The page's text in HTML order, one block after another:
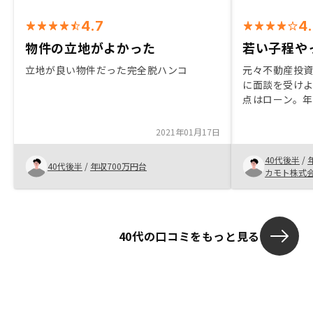
4.7
物件の立地がよかった
立地が良い物件だった完全脱ハンコ
2021年01月17日
40代後半 / 年収700万円台
若い子程や
元々不動産投
に面談を受け
点はローン。
良い物件を紹
決算期との事
けて考えたか
たかも知れな
な知識不足の
40代後半 /
カモト株式
40代の口コミをもっと見る